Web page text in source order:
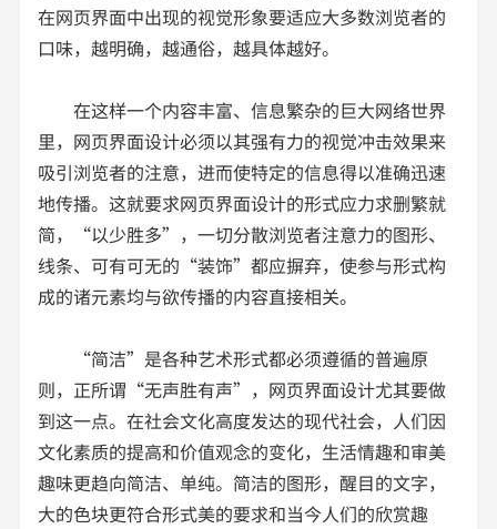
在网页界面中出现的视觉形象要适应大多数浏览者的
口味，越明确，越通俗，越具体越好。
在这样一个内容丰富、信息繁杂的巨大网络世界
里，网页界面设计必须以其强有力的视觉冲击效果来
吸引浏览者的注意，进而使特定的信息得以准确迅速
地传播。这就要求网页界面设计的形式应力求删繁就
简，“以少胜多”，一切分散浏览者注意力的图形、
线条、可有可无的“装饰”都应摒弃，使参与形式构
成的诸元素均与欲传播的内容直接相关。
“简洁”是各种艺术形式都必须遵循的普遍原
则，正所谓“无声胜有声”，网页界面设计尤其要做
到这一点。在社会文化高度发达的现代社会，人们因
文化素质的提高和价值观念的变化，生活情趣和审美
趣味更趋向简洁、单纯。简洁的图形，醒目的文字，
大的色块更符合形式美的要求和当今人们的欣赏趣